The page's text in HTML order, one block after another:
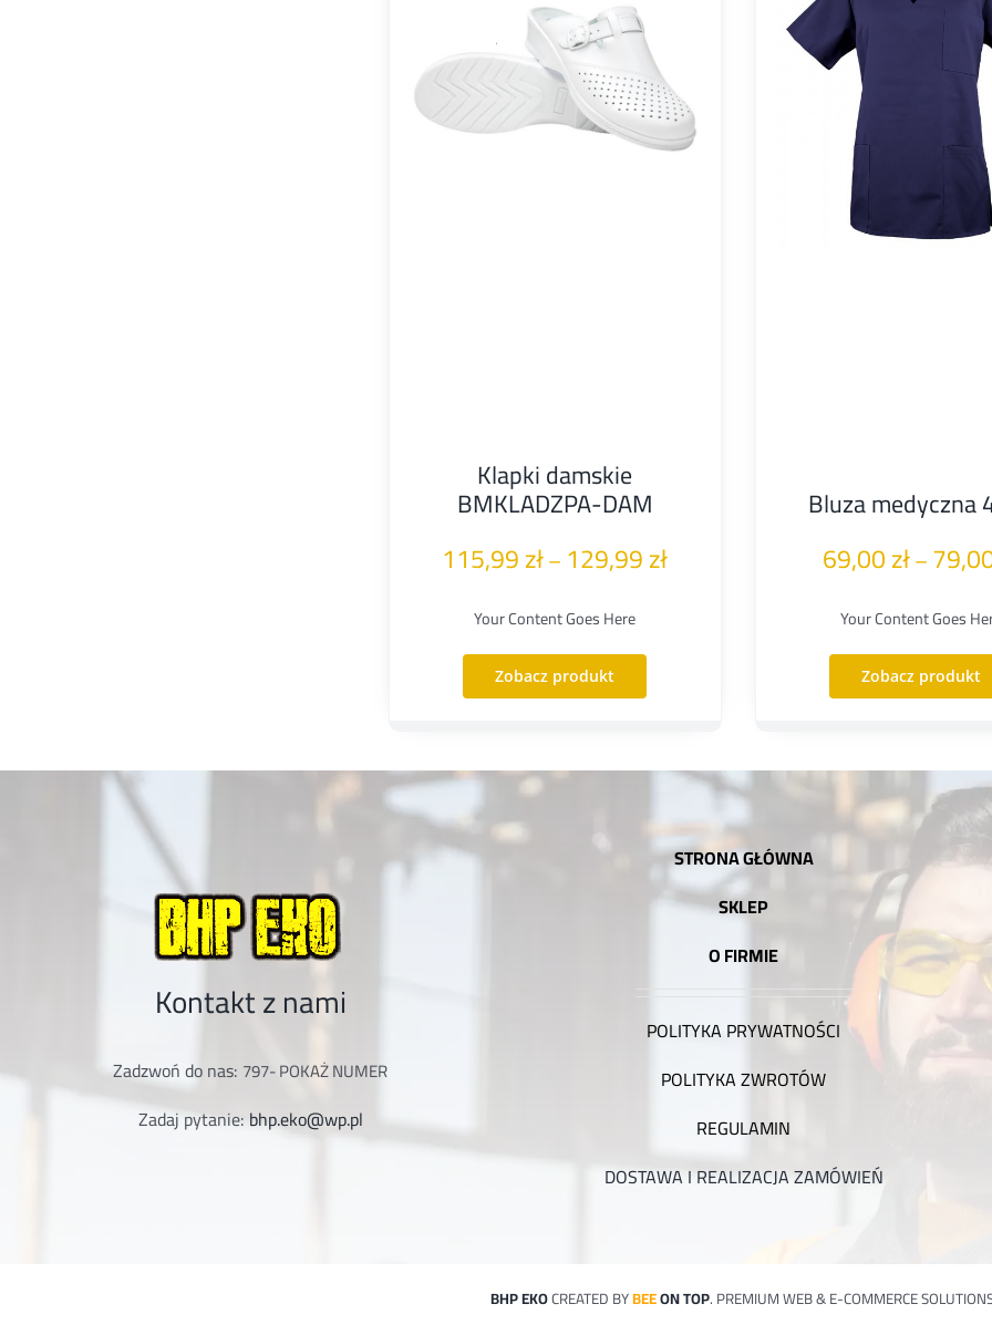
Klapki damskie
BMKLADZPA-DAM
115,99zł–129,99złZakres
Your Content Goes Here
Zobacz produkt
Bluza medyczna
69,00zł–
Your Content Goes
Zobacz produkt
Kontakt z nami
Zadzwoń do nas: 797-POKAŻ NUMER
Zadaj pytanie: bhp.eko@wp.pl
STRONA GŁÓWNA
SKLEP
O FIRMIE
POLITYKA PRYWATNOŚCI
POLITYKA ZWROTÓW
REGULAMIN
DOSTAWA I REALIZACJA ZAMÓWIEŃ
BHP EKOCREATED BYBEEON TOP. PREMIUM WEB & E-COMMERCE